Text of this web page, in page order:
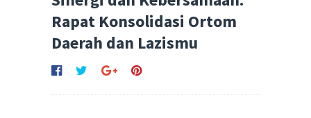
Rapat Konsolidasi Ortom
Daerah dan Lazismu